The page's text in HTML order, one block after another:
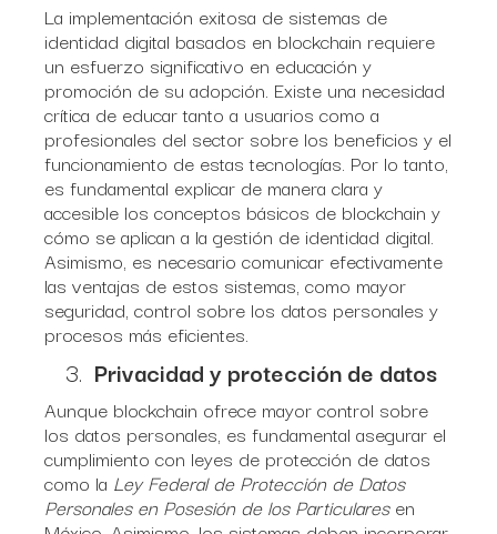
La implementación exitosa de sistemas de
identidad digital basados en blockchain requiere
un esfuerzo significativo en educación y
promoción de su adopción. Existe una necesidad
crítica de educar tanto a usuarios como a
profesionales del sector sobre los beneficios y el
funcionamiento de estas tecnologías. Por lo tanto,
es fundamental explicar de manera clara y
accesible los conceptos básicos de blockchain y
cómo se aplican a la gestión de identidad digital.
Asimismo, es necesario comunicar efectivamente
las ventajas de estos sistemas, como mayor
seguridad, control sobre los datos personales y
procesos más eficientes.
Privacidad y protección de datos
Aunque blockchain ofrece mayor control sobre
los datos personales, es fundamental asegurar el
cumplimiento con leyes de protección de datos
como la Ley Federal de Protección de Datos
Personales en Posesión de los Particularesen